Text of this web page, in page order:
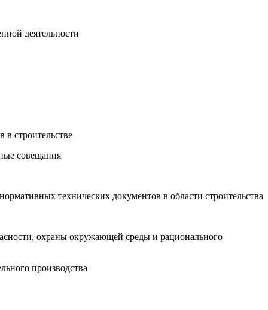
деятельности
в строительстве
совещания
технических документов в области строительства
охраны окружающей среды и рационального
производства